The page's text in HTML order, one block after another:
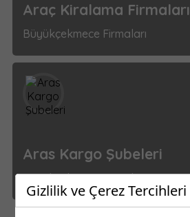
Gizlilik ve Çerez Tercihleri
Araç Kiralama Firmaları
Büyükçekmece Firmaları
Aras Kargo Şubeleri
Büyükçekmece Firmaları